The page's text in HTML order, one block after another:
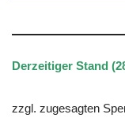
Derzeitiger Stand
zzgl. zugesagten